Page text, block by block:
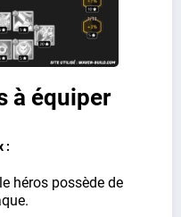
à équiper
:
héros possède de